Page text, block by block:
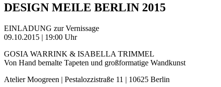
DESIGN MEILE BERLIN 2015
EINLADUNG zur Vernissage
09.10.2015 | 19:00 Uhr
GOSIA WARRINK & ISABELLA TRIMMEL
Von Hand bemalte Tapeten und großformatige Wandkunst
Atelier Moogreen | Pestalozzistraße 11 | 10625 Berlin